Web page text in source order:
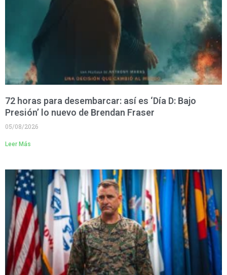
72 horas para desembarcar: así es ‘Día D: Bajo
Presión’ lo nuevo de Brendan Fraser
05/08/2026
Leer Más